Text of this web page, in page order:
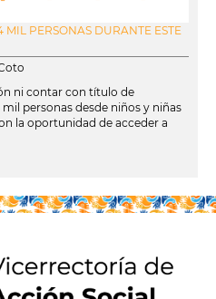
PERSONAS DURANTE ESTE
ni contar con título de
personas desde niños y niñas
la oportunidad de acceder a